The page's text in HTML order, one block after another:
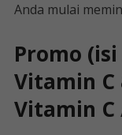
Anda mulai
Promo
Vitamin C
Vitamin C